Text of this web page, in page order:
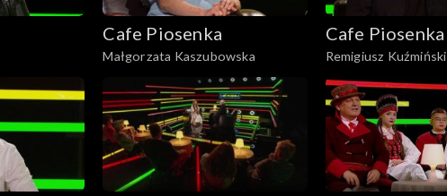
Cafe Piosenka
Małgorzata Kaszubowska
Cafe Piosenka
Remigiusz Kuźmiński